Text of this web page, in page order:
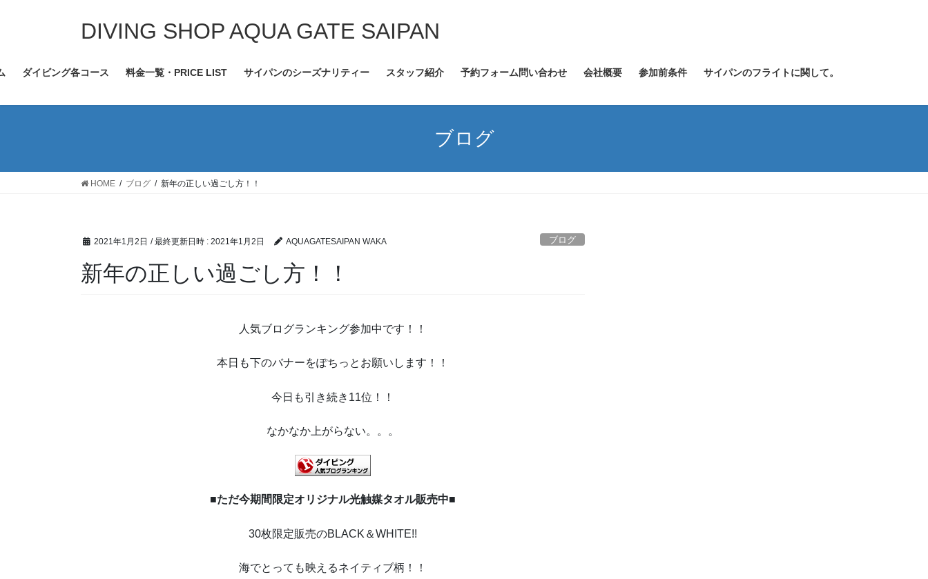
ツ
ス
シ
ン
DIVING SHOP AQUA GATE SAIPAN
ダイビング各コース 料金一覧・PRICE LIST サイパンのシーズナリティー スタッフ紹介 予約フォーム問い合わせ 会社概要 参加前条件 サイパンのフライトに関して。
ブログ
HOME ブログ 新年の正しい過ごし方！！
2021年1月2日 / 最終更新日時 : 2021年1月2日 AQUAGATESAIPAN WAKA ブログ
新年の正しい過ごし方！！
人気ブログランキング参加中です！！
本日も下のバナーをぽちっとお願いします！！
今日も引き続き11位！！
なかなか上がらない。。。
■ただ今期間限定オリジナル光触媒タオル販売中■
30枚限定販売のBLACK＆WHITE!!
海でとっても映えるネイティブ柄！！